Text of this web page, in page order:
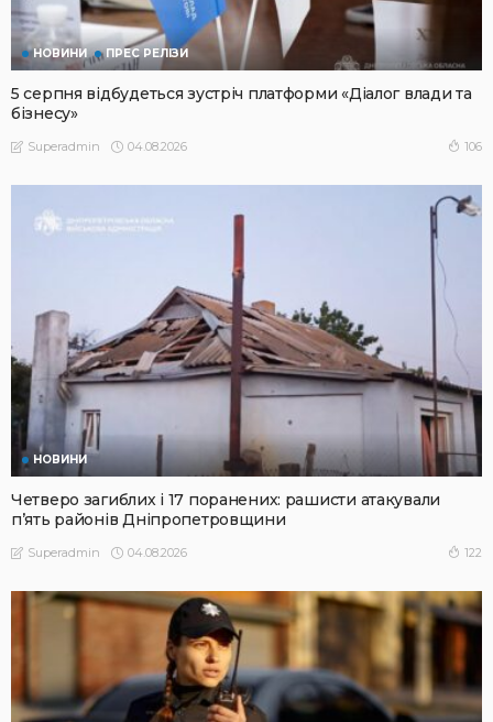
НОВИНИ ПРЕС РЕЛІЗИ
5 серпня відбудеться зустріч платформи «Діалог влади та
бізнесу»
Superadmin 04.08.2026 106
НОВИНИ
Четверо загиблих і 17 поранених: рашисти атакували
п’ять районів Дніпропетровщини
Superadmin 04.08.2026 122